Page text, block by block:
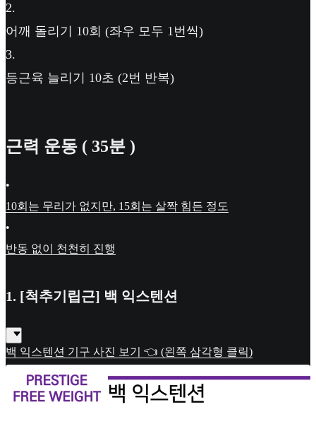
2.
어깨 돌리기 10회 (좌우 모두 1번씩)
3.
등근육 늘리기 10초 (2번 반복)
근력 운동 ( 35분 )
•
10회는 무리가 없지만, 15회는 살짝 힘든 정도
•
반동 없이 천천히 진행
1. [척추기립근] 백 익스텐션
백 익스텐션 기구 사진 보기 👈 (왼쪽 삼각형 클릭)